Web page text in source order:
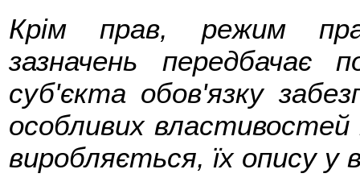
Крім прав, режим
зазначень передбачає
суб'єкта обов'язку
особливих
виробляється, їх опису у